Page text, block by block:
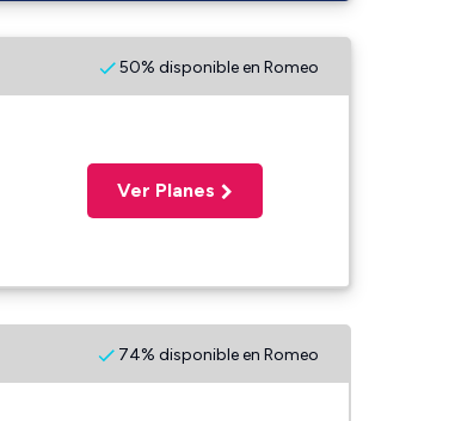
50% disponible en Romeo
Ver Planes
74% disponible en Romeo